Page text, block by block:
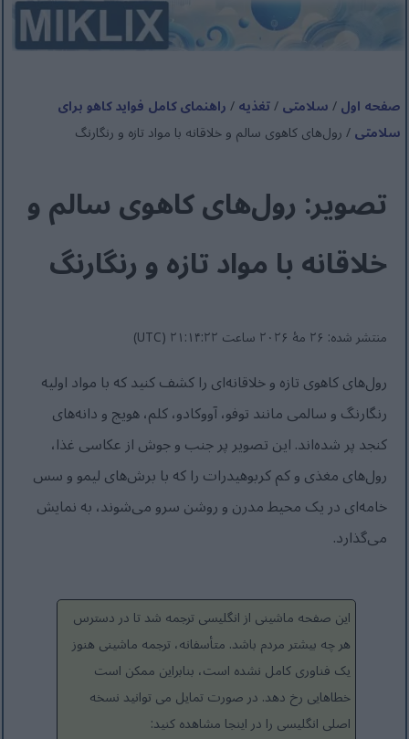
صفحه اول/سلامتی/تغذیه/راهنمای کامل فواید کاهو برای
سلامتی/ رول‌های کاهوی سالم و خلاقانه با مواد تازه و رنگارنگ
تصویر: رول‌های کاهوی سالم و
خلاقانه با مواد تازه و رنگارنگ
منتشر شده: ۲۶ مهٔ ۲۰۲۶ ساعت ۲۱:۱۴:۲۲ (UTC)
رول‌های کاهوی تازه و خلاقانه‌ای را کشف کنید که با مواد اولیه
رنگارنگ و سالمی مانند توفو، آووکادو، کلم، هویج و دانه‌های
کنجد پر شده‌اند. این تصویر پر جنب و جوش از عکاسی غذا،
رول‌های مغذی و کم کربوهیدرات را که با برش‌های لیمو و سس
خامه‌ای در یک محیط مدرن و روشن سرو می‌شوند، به نمایش
می‌گذارد.
این صفحه ماشینی از انگلیسی ترجمه شد تا در دسترس
هر چه بیشتر مردم باشد. متأسفانه، ترجمه ماشینی هنوز
یک فناوری کامل نشده است، بنابراین ممکن است
خطاهایی رخ دهد. در صورت تمایل می توانید نسخه
اصلی انگلیسی را در اینجا مشاهده کنید: